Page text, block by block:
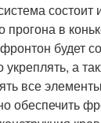
состоит
прогона в
будет
а
все
обеспечить